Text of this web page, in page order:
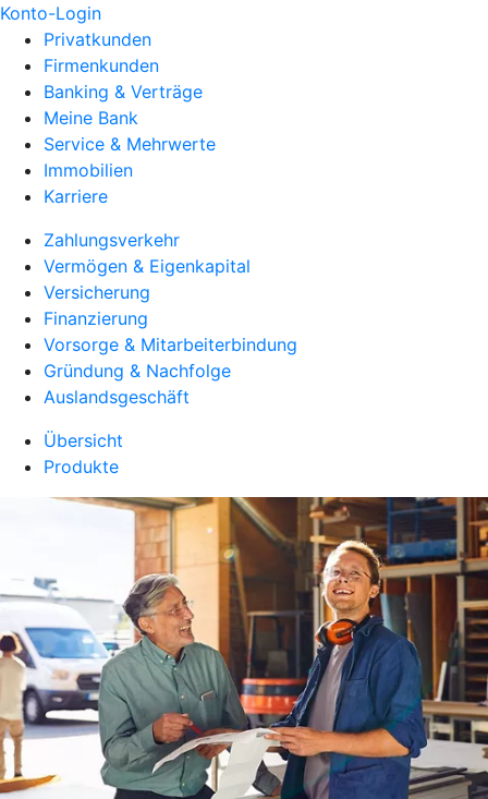
Konto-Login
Privatkunden
Firmenkunden
Banking & Verträge
Meine Bank
Service & Mehrwerte
Immobilien
Karriere
Zahlungsverkehr
Vermögen & Eigenkapital
Versicherung
Finanzierung
Vorsorge & Mitarbeiterbindung
Gründung & Nachfolge
Auslandsgeschäft
Übersicht
Produkte